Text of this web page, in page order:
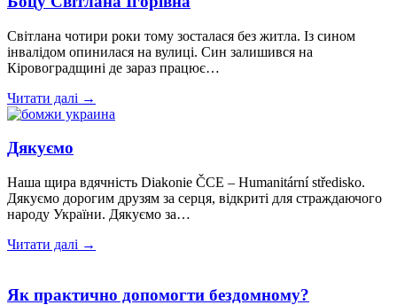
Світлана чотири роки тому зосталася без житла. Із сином
інвалідом опинилася на вулиці. Син залишився на
Кіровоградщині де зараз працює…
Читати далі →
Дякуємо
Наша щира вдячність Diakonie ČCE – Humanitární středisko.
Дякуємо дорогим друзям за серця, відкриті для страждаючого
народу України. Дякуємо за…
Читати далі →
Як практично допомогти бездомному?